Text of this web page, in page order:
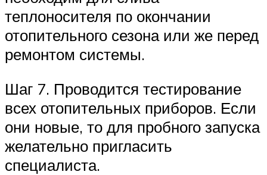
теплоносителя по окончании
отопительного сезона или же перед
ремонтом системы.
Шаг 7. Проводится тестирование
всех отопительных приборов. Если
они новые, то для пробного запуска
желательно пригласить
специалиста.